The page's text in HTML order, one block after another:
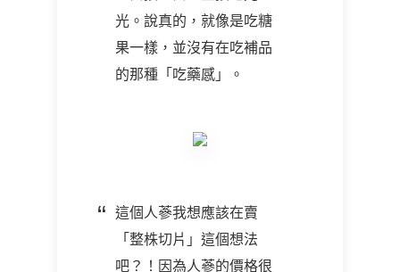
光。說真的，就像是吃糖
果一樣，並沒有在吃補品
的那種「吃藥感」。
這個人蔘我想應該在賣
「整株切片」這個想法
吧？！因為人蔘的價格很